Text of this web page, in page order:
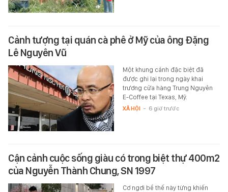
Cảnh tượng tại quán cà phê ở Mỹ của ông Đặng
Lê Nguyên Vũ
Một khung cảnh đặc biệt đã
được ghi lại trong ngày khai
trương cửa hàng Trung Nguyên
E-Coffee tại Texas, Mỹ.
XÃ HỘI - 6 giờ trước
Cận cảnh cuộc sống giàu có trong biệt thự 400m2
của Nguyễn Thành Chung, SN 1997
Cơ ngơi bề thế này từng khiến